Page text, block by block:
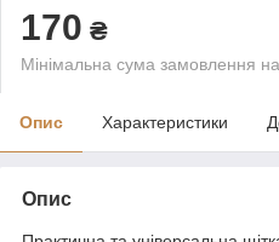
170 ₴
Мінімальна сума замовлення
Опис Характеристики
Опис